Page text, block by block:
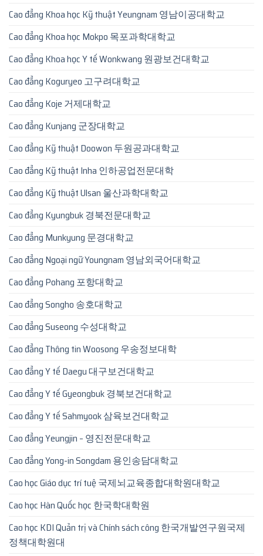
Cao đẳng Khoa học Kỹ thuật Yeungnam 영남이공대학교
Cao đẳng Khoa học Mokpo 목포과학대학교
Cao đẳng Khoa học Y tế Wonkwang 원광보건대학교
Cao đẳng Koguryeo 고구려대학교
Cao đẳng Koje 거제대학교
Cao đẳng Kunjang 군장대학교
Cao đẳng Kỹ thuật Doowon 두원공과대학교
Cao đẳng Kỹ thuật Inha 인하공업전문대학
Cao đẳng Kỹ thuật Ulsan 울산과학대학교
Cao đẳng Kyungbuk 경북전문대학교
Cao đẳng Munkyung 문경대학교
Cao đẳng Ngoại ngữ Youngnam 영남외국어대학교
Cao đẳng Pohang 포항대학교
Cao đẳng Songho 송호대학교
Cao đẳng Suseong 수성대학교
Cao đẳng Thông tin Woosong 우송정보대학
Cao đẳng Y tế Daegu 대구보건대학교
Cao đẳng Y tế Gyeongbuk 경북보건대학교
Cao đẳng Y tế Sahmyook 삼육보건대학교
Cao đẳng Yeungjin – 영진전문대학교
Cao đẳng Yong-in Songdam 용인송담대학교
Cao học Giáo dục trí tuệ 국제뇌교육종합대학원대학교
Cao học Hàn Quốc học 한국학대학원
Cao học KDI Quản trị và Chính sách công 한국개발연구원국제
정책대학원대